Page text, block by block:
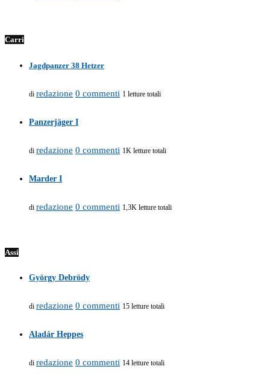
Carri
Jagdpanzer 38 Hetzer
di redazione 0 commenti 1 letture totali
Panzerjäger I
di redazione 0 commenti 1K letture totali
Marder I
di redazione 0 commenti 1,3K letture totali
Assi
György Debrödy
di redazione 0 commenti 15 letture totali
Aladár Heppes
di redazione 0 commenti 14 letture totali